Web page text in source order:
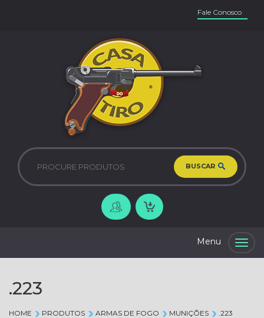
Fale Conosco
BUSCAR
.223
HOME PRODUTOS ARMAS DE FOGO MUNIÇÕES .223